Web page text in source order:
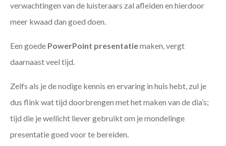
verwachtingen van de luisteraars zal afleiden en hierdoor
meer kwaad dan goed doen.
Een goede PowerPoint presentatiemaken, vergt
daarnaast veel tijd.
Zelfs als je de nodige kennis en ervaring in huis hebt, zul je
dus flink wat tijd doorbrengen met het maken van de dia’s;
tijd die je wellicht liever gebruikt om je mondelinge
presentatie goed voor te bereiden.